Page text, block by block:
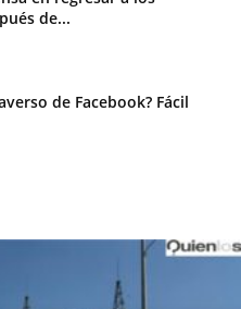
de...
de Facebook? Fácil